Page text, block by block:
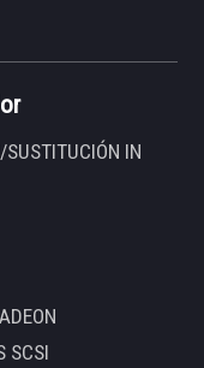
SUSTITUCIÓN IN
SCSI